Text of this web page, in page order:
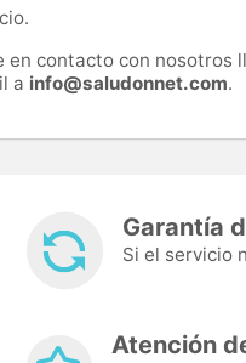
contacto con nosotros
a info@saludonnet.com.
Garantía
Si el servicio
Atención